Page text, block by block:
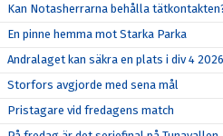
Kan Notasherrarna behålla
En pinne hemma mot Starka Parka
Andralaget kan säkra en plats i div 4 2026
Storfors avgjorde med sena mål
Pristagare vid fredagens match